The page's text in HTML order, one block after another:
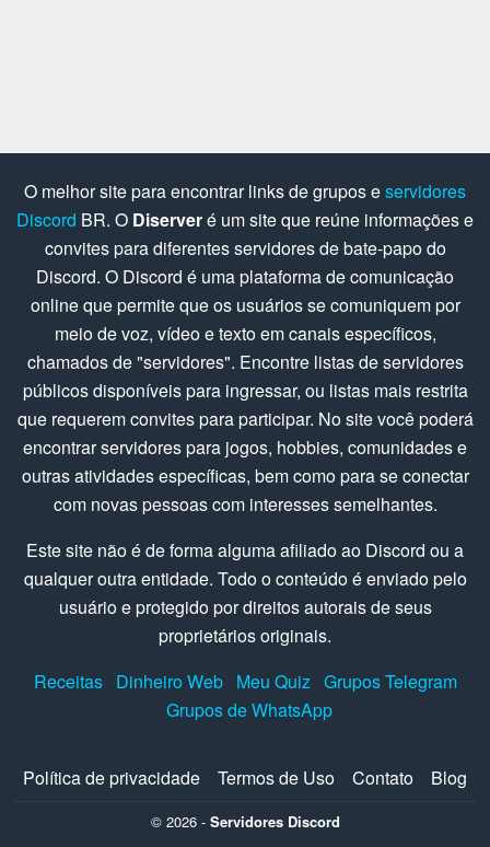
O melhor site para encontrar links de grupos eservidores
Discord BR. O Diserveré um site que reúne informações e
convites para diferentes servidores de bate-papo do
Discord. O Discord é uma plataforma de comunicação
online que permite que os usuários se comuniquem por
meio de voz, vídeo e texto em canais específicos,
chamados de "servidores". Encontre listas de servidores
públicos disponíveis para ingressar, ou listas mais restrita
que requerem convites para participar. No site você poderá
encontrar servidores para jogos, hobbies, comunidades e
outras atividades específicas, bem como para se conectar
com novas pessoas com interesses semelhantes.
Este site não é de forma alguma afiliado ao Discord ou a
qualquer outra entidade. Todo o conteúdo é enviado pelo
usuário e protegido por direitos autorais de seus
proprietários originais.
Receitas Dinheiro Web Meu Quiz Grupos Telegram
Grupos de WhatsApp
Política de privacidade Termos de Uso Contato Blog
© 2026 - Servidores Discord